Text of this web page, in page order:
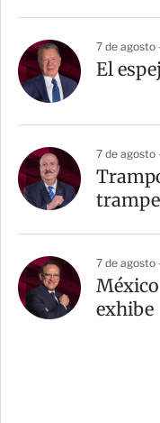
7 de agosto
El
7 de agosto
7 de agosto
exhibe